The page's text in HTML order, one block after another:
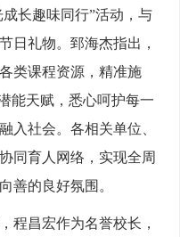
长趣味同行”活动，与
日礼物。郅海杰指出，
类课程资源，精准施
能天赋，悉心呵护每一
入社会。各相关单位、
同育人网络，实现全周
善的良好氛围。
昌宏作为名誉校长，